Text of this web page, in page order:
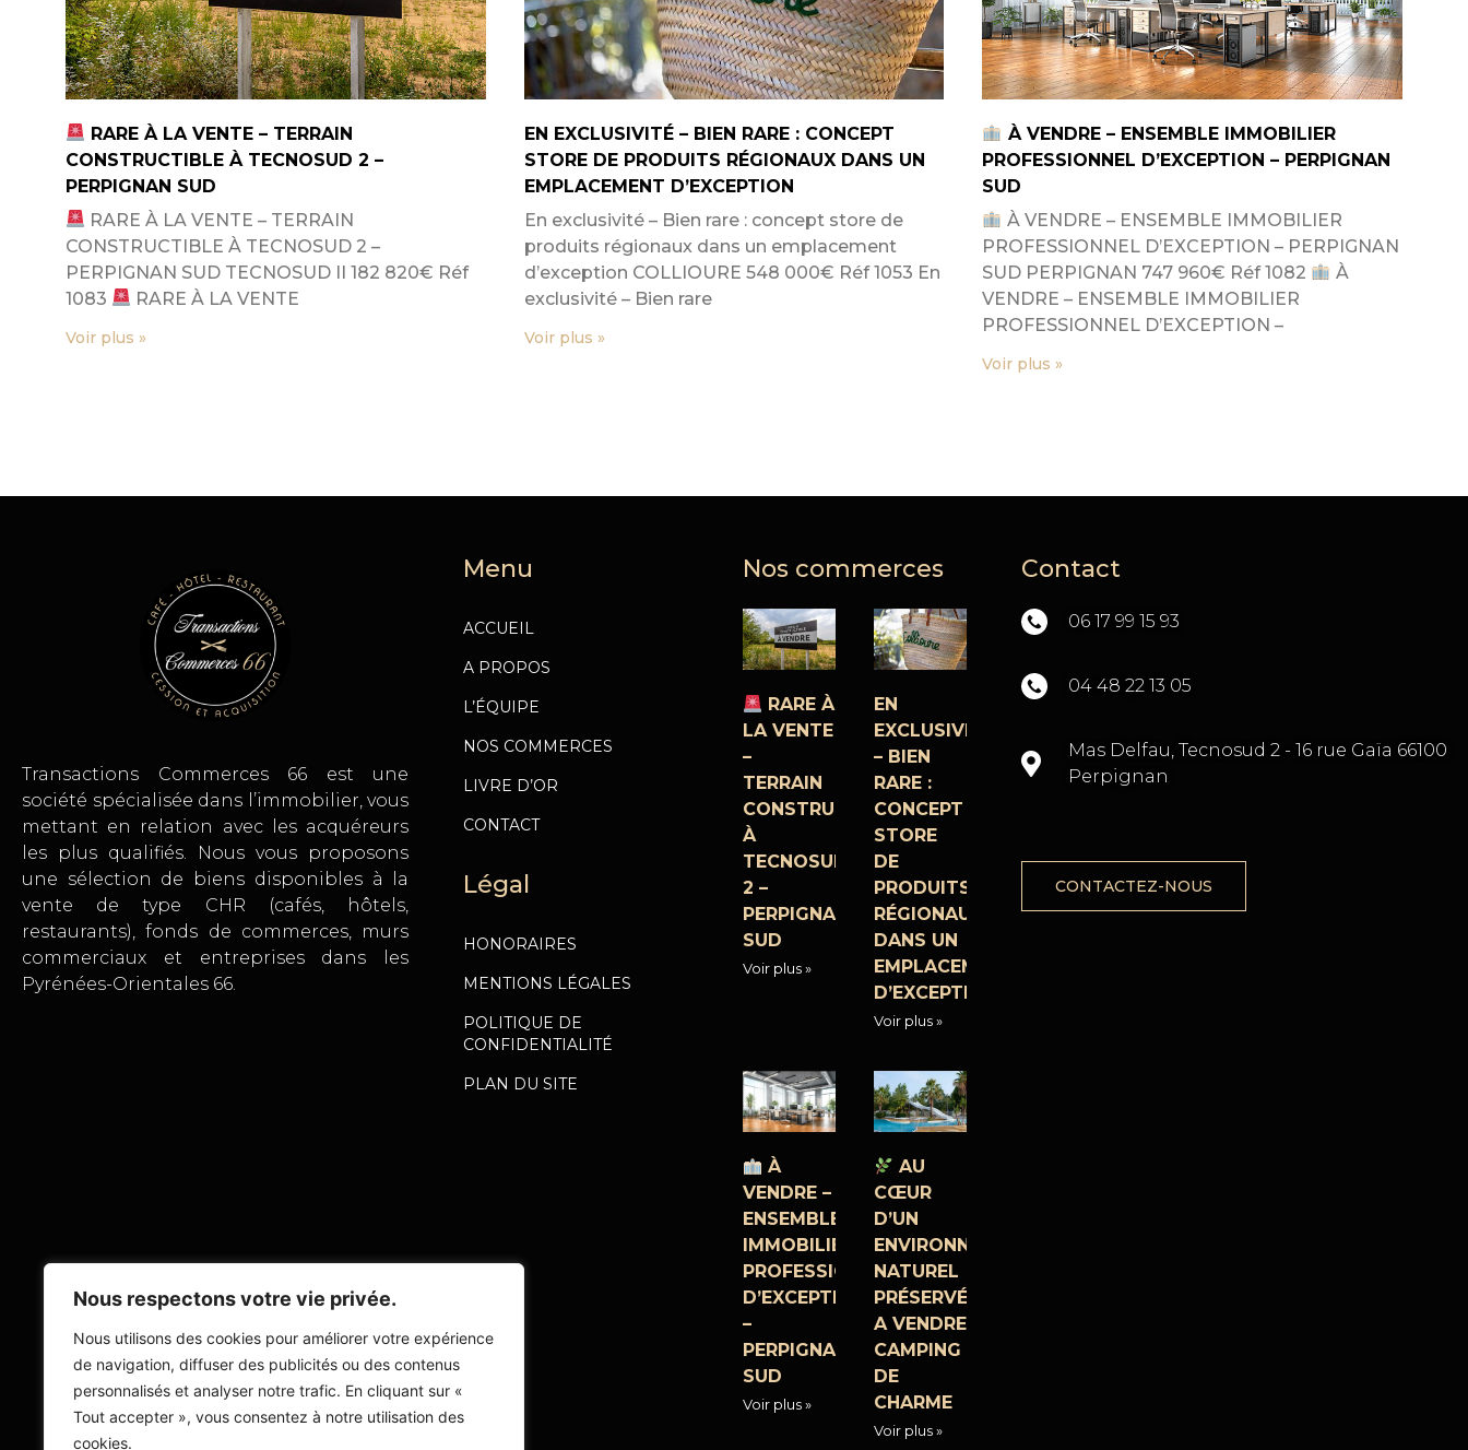
Nous respectons votre vie privée.
Nous utilisons des cookies pour améliorer votre expérience
de navigation, diffuser des publicités ou des contenus
personnalisés et analyser notre trafic. En cliquant sur «
Tout accepter », vous consentez à notre utilisation des
cookies.
RARE À LA VENTE – TERRAIN
CONSTRUCTIBLE À TECNOSUD 2 –
PERPIGNAN SUD
RARE À LA VENTE – TERRAIN
CONSTRUCTIBLE À TECNOSUD 2 –
PERPIGNAN SUD TECNOSUD II 182 820€ Réf
1083
RARE À LA VENTE
Voir plus »
EN EXCLUSIVITÉ – BIEN RARE : CONCEPT
STORE DE PRODUITS RÉGIONAUX DANS UN
EMPLACEMENT D’EXCEPTION
En exclusivité – Bien rare : concept store de
produits régionaux dans un emplacement
d’exception COLLIOURE 548 000€ Réf 1053 En
exclusivité – Bien rare
Voir plus »
À VENDRE – ENSEMBLE IMMOBILIER
PROFESSIONNEL D’EXCEPTION – PERPIGNAN
SUD
À VENDRE – ENSEMBLE IMMOBILIER
PROFESSIONNEL D’EXCEPTION – PERPIGNAN
SUD PERPIGNAN 747 960€ Réf 1082
À
VENDRE – ENSEMBLE IMMOBILIER
PROFESSIONNEL D’EXCEPTION –
Voir plus »
Transactions Commerces 66 est une
société spécialisée dans l’immobilier, vous
mettant en relation avec les acquéreurs
les plus qualifiés. Nous vous proposons
une sélection de biens disponibles à la
vente de type CHR (cafés, hôtels,
restaurants), fonds de commerces, murs
commerciaux et entreprises dans les
Pyrénées-Orientales 66.
Menu
ACCUEIL
A PROPOS
L’ÉQUIPE
NOS COMMERCES
LIVRE D’OR
CONTACT
Légal
HONORAIRES
MENTIONS LÉGALES
POLITIQUE DE
CONFIDENTIALITÉ
PLAN DU SITE
Nos commerces
RARE À
LA VENTE
–
TERRAIN
CONSTRUCTIBLE
À
TECNOSUD
2 –
PERPIGNAN
SUD
Voir plus »
EN
EXCLUSIVITÉ
– BIEN
RARE :
CONCEPT
STORE
DE
PRODUITS
RÉGIONAUX
DANS UN
EMPLACEMENT
D’EXCEPTION
Voir plus »
À
VENDRE –
ENSEMBLE
IMMOBILIER
PROFESSIONNEL
D’EXCEPTION
–
PERPIGNAN
SUD
Voir plus »
AU
CŒUR
D’UN
ENVIRONNEMENT
NATUREL
PRÉSERVÉ,
A VENDRE
CAMPING
DE
CHARME
Voir plus »
Contact
06 17 99 15 93
04 48 22 13 05
Mas Delfau, Tecnosud 2 - 16 rue Gaïa 66100
Perpignan
CONTACTEZ-NOUS